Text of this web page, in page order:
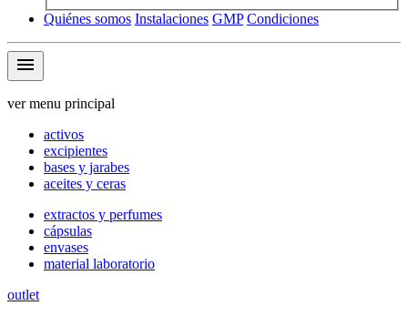
Quiénes somos Instalaciones GMP Condiciones
menu
ver menu principal
activos
excipientes
bases y jarabes
aceites y ceras
extractos y perfumes
cápsulas
envases
material laboratorio
outlet